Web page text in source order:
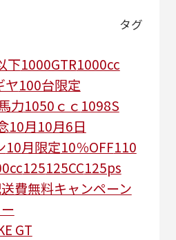
タグ
下1000GTR1000cc
ヤ100台限定
力1050ｃｃ 1098S
10月10月6日
10月限定10％OFF110
125125CC125ps
費無料キャンペーン
GT